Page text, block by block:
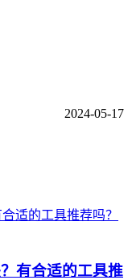
2024-05-17
有合适的工具推